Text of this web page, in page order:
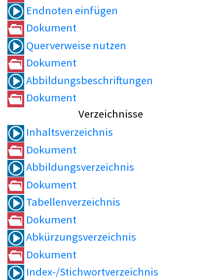
Endnoten einfügen
Dokument
Querverweise nutzen
Dokument
Abbildungsbeschriftungen
Dokument
Verzeichnisse
Inhaltsverzeichnis
Dokument
Abbildungsverzeichnis
Dokument
Tabellenverzeichnis
Dokument
Abkürzungsverzeichnis
Dokument
Index-/Stichwortverzeichnis